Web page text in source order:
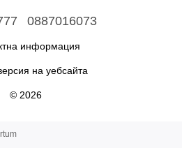
0887016073
информация
на уебсайта
© 2026